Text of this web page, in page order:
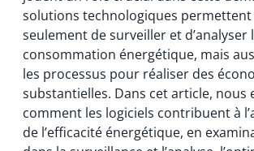
solutions technologiques
seulement de surveiller et d’analyser
consommation énergétique, mais
les processus pour réaliser des
substantielles. Dans cet article, nous
comment les logiciels contribuent à
de l’efficacité énergétique, en